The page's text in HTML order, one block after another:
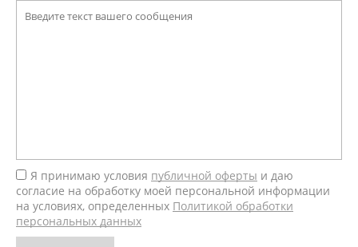
Я принимаю условия публичной оферты и даю
согласие на обработку моей персональной информации
на условиях, определенных Политикой обработки
персональных данных